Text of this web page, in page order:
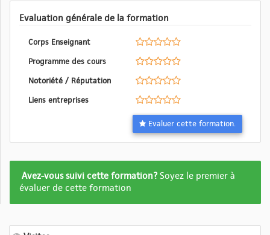
Evaluation générale de la formation
Corps Enseignant
Programme des cours
Notoriété / Réputation
Liens entreprises
Evaluer cette formation.
Formation
pas
Avez-vous suivi cette formation?Soyez le premier à
évaluer de cette formation